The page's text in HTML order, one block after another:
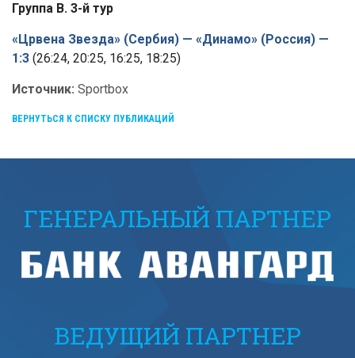
Группа В. 3-й тур
«Црвена Звезда» (Сербия) — «Динамо» (Россия) —
1:3 (26:24, 20:25, 16:25, 18:25)
Источник: Sportbox
ВЕРНУТЬСЯ К СПИСКУ ПУБЛИКАЦИЙ
ГЕНЕРАЛЬНЫЙ ПАРТНЕР
ВЕДУЩИЙ ПАРТНЕР